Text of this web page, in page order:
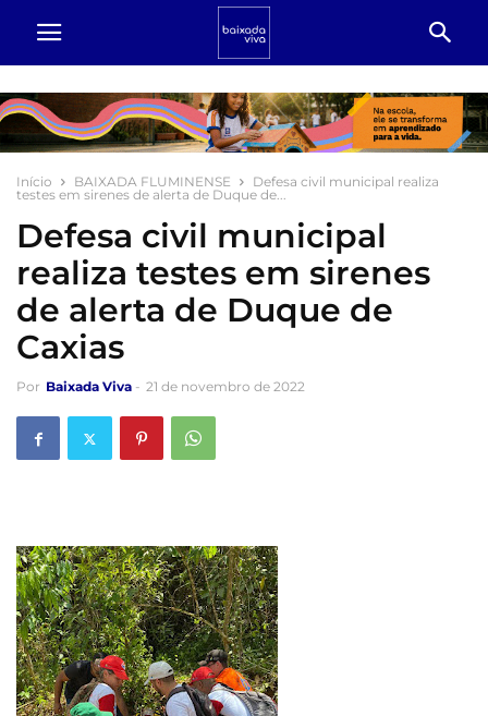
Início BAIXADA FLUMINENSE
Defesa civil municipal realiza
testes em sirenes de alerta de Duque de...
Defesa civil municipal
realiza testes em sirenes
de alerta de Duque de
Caxias
Por Baixada Viva - 21 de novembro de 2022